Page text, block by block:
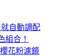
就自動調配
組合！
花粉濾鏡